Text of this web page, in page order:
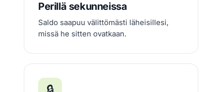
Perillä sekunneissa
Saldo saapuu välittömästi läheisillesi,
missä he sitten ovatkaan.